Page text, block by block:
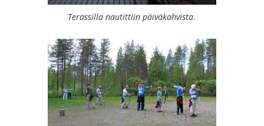
Terassilla nautittiin päiväkahvista.